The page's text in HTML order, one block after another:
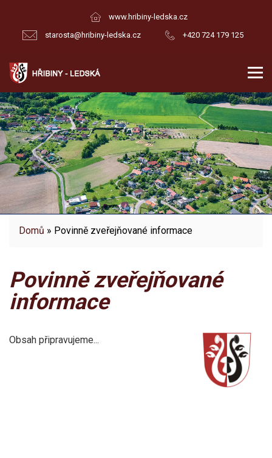
www.hribiny-ledska.cz
starosta@hribiny-ledska.cz
+420 724 179 125
Domů » Povinně zveřejňované informace
Povinně zveřejňované
informace
Obsah připravujeme...